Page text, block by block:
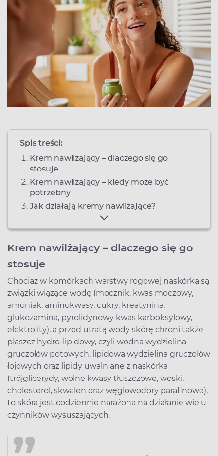
Spis treści:
Krem nawilżający – dlaczego się go
stosuje
Krem nawilżający – kiedy może być
potrzebny
Jak działają kremy nawilżające?
Krem nawilżający – dlaczego się go
stosuje
Chociaż w komórkach warstwy rogowej naskórka są
związki wiążące wodę (mocznik, kwas moczowy,
amoniak, aminokwasy, cukry, kreatynina,
glukozamina, pyrolidynowy kwas karboksylowy,
elektrolity), a przed utratą wody skórę chroni także
płaszcz hydro-lipidowy, czyli wodna wydzielina
gruczołów potowych, lipidowa wydzielina gruczołów
łojowych oraz lipidy uwalniane z naskórka
(trójglicerydy, wolne kwasy tłuszczowe, woski,
cholesterol, skwalen oraz węglowodory parafinowe),
to skóra jest codziennie narażona na działanie wielu
czynników wysuszających.